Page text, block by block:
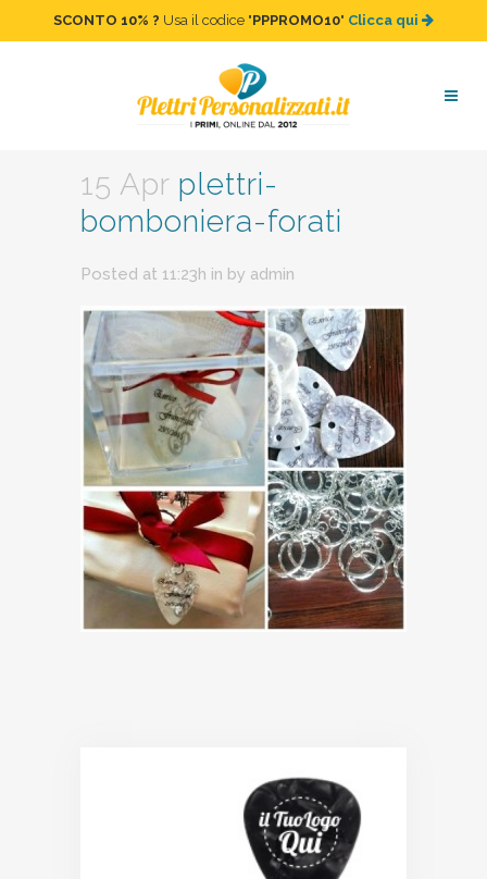
SCONTO 10% ? Usa il codice "PPPROMO10" Clicca qui
plettri-bomboniera-forati
15 Apr plettri-
bomboniera-forati
Posted at 11:23h in by admin